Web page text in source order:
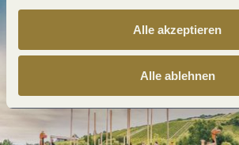
Alle akzeptieren
Alle ablehnen